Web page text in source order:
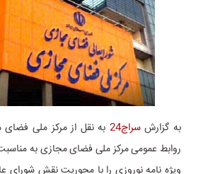
به گزارشسراج24
به نقل از مرکز ملی فضای
ویژه نامه نوروزی را با محوریت نقش شورای